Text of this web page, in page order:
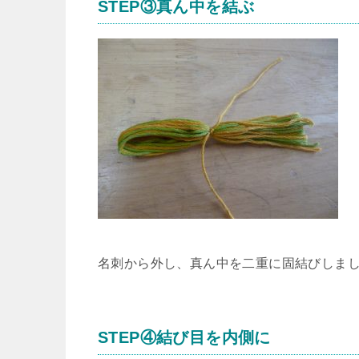
STEP③真ん中を結ぶ
名刺から外し、真ん中を二重に固結びしま
STEP④結び目を内側に